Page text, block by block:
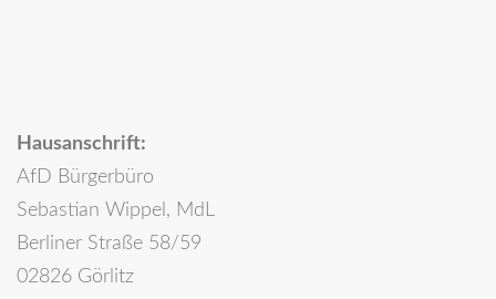
Hausanschrift:
AfD Bürgerbüro
Sebastian Wippel, MdL
Berliner Straße 58/59
02826 Görlitz